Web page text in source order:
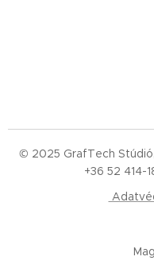
© 2025 GrafTech
+36 52 414-